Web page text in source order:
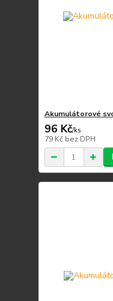
Akumulátorové
96 Kč/ks
79 Kč bez DPH